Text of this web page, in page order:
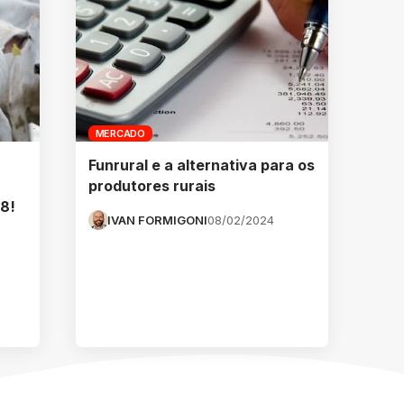
MERCADO
Funrural e a alternativa para os
produtores rurais
IVAN FORMIGONI08/02/2024